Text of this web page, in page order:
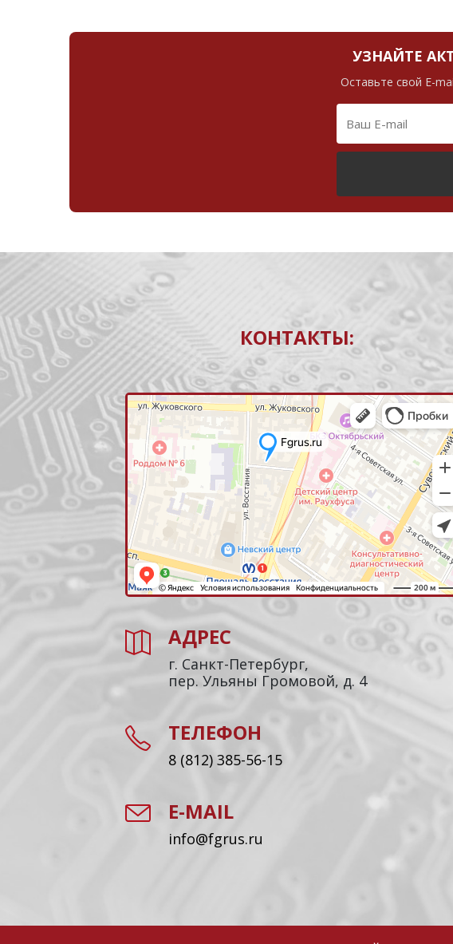
УЗНАЙТЕ
Оставьте свой E-
КОНТАКТЫ:
АДРЕС
г. Санкт-Петербург,
пер. Ульяны Громовой, д. 4
ТЕЛЕФОН
8 (812) 385-56-15
E-MAIL
info@fgrus.ru